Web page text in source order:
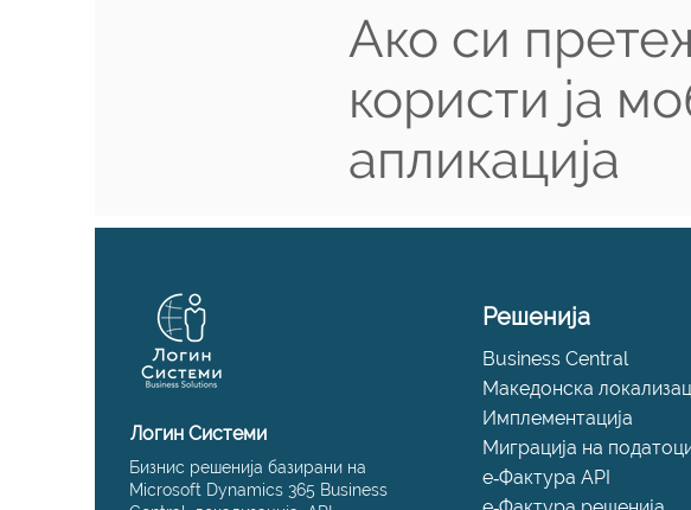
Ако си
користи ја
апликација
Логин Системи
Бизнис решенија базирани на
Microsoft Dynamics 365 Business
Решенија
Business Central
Македонска
Имплементација
Миграција на
е‑Фактура API